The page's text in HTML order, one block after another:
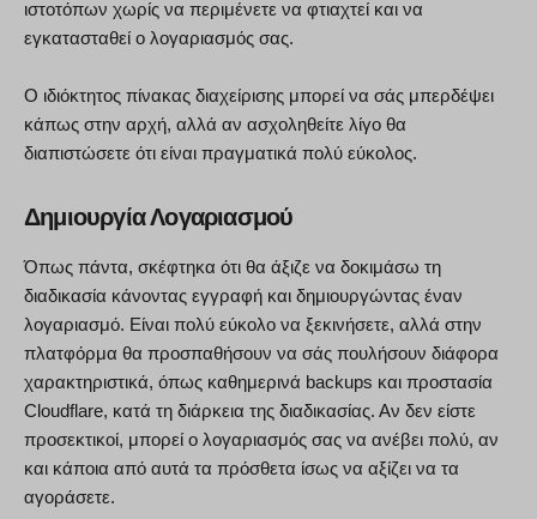
ιστοτόπων χωρίς να περιμένετε να φτιαχτεί και να
εγκατασταθεί ο λογαριασμός σας.
Ο ιδιόκτητος πίνακας διαχείρισης μπορεί να σάς μπερδέψει
κάπως στην αρχή, αλλά αν ασχοληθείτε λίγο θα
διαπιστώσετε ότι είναι πραγματικά πολύ εύκολος.
Δημιουργία Λογαριασμού
Όπως πάντα, σκέφτηκα ότι θα άξιζε να δοκιμάσω τη
διαδικασία κάνοντας εγγραφή και δημιουργώντας έναν
λογαριασμό. Είναι πολύ εύκολο να ξεκινήσετε, αλλά στην
πλατφόρμα θα προσπαθήσουν να σάς πουλήσουν διάφορα
χαρακτηριστικά, όπως καθημερινά backups και προστασία
Cloudflare, κατά τη διάρκεια της διαδικασίας. Αν δεν είστε
προσεκτικοί, μπορεί ο λογαριασμός σας να ανέβει πολύ, αν
και κάποια από αυτά τα πρόσθετα ίσως να αξίζει να τα
αγοράσετε.